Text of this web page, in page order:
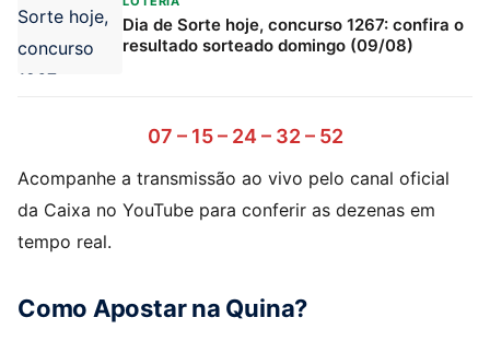
Dia de Sorte hoje, concurso 1267: confira o
resultado sorteado domingo (09/08)
07 – 15 – 24 – 32 – 52
Acompanhe a transmissão ao vivo pelo canal oficial
da Caixa no YouTube para conferir as dezenas em
tempo real.
Como Apostar na Quina?